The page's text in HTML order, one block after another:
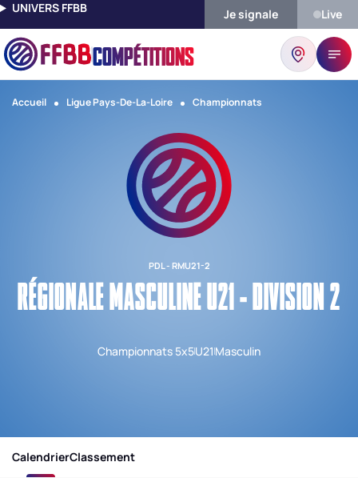
UNIVERS FFBB Je signale Live
COMPÉTITIONS
Accueil Ligue Pays-De-La-Loire Championnats
PDL - RMU21-2
RÉGIONALE MASCULINE U21 - DIVISION 2
Championnats 5x5U21 Masculin
CalendrierClassement